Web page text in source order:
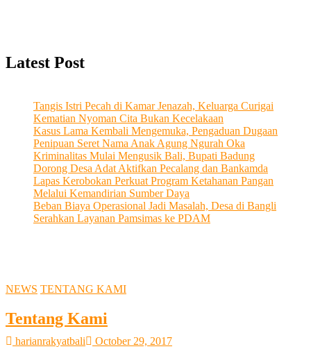
Latest Post
Tangis Istri Pecah di Kamar Jenazah, Keluarga Curigai
Kematian Nyoman Cita Bukan Kecelakaan
Kasus Lama Kembali Mengemuka, Pengaduan Dugaan
Penipuan Seret Nama Anak Agung Ngurah Oka
Kriminalitas Mulai Mengusik Bali, Bupati Badung
Dorong Desa Adat Aktifkan Pecalang dan Bankamda
Lapas Kerobokan Perkuat Program Ketahanan Pangan
Melalui Kemandirian Sumber Daya
Beban Biaya Operasional Jadi Masalah, Desa di Bangli
Serahkan Layanan Pamsimas ke PDAM
NEWS TENTANG KAMI
Tentang Kami
harianrakyatbali
October 29, 2017